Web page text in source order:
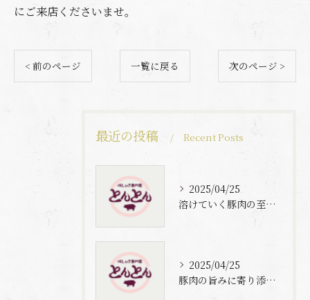
にご来店くださいませ。
< 前のページ 一覧に戻る 次のページ >
最近の投稿 Recent Posts
2025/04/25
溶けていく豚肉の至福体験
2025/04/25
豚肉の旨みに寄り添う自家製梅出汁の魅力